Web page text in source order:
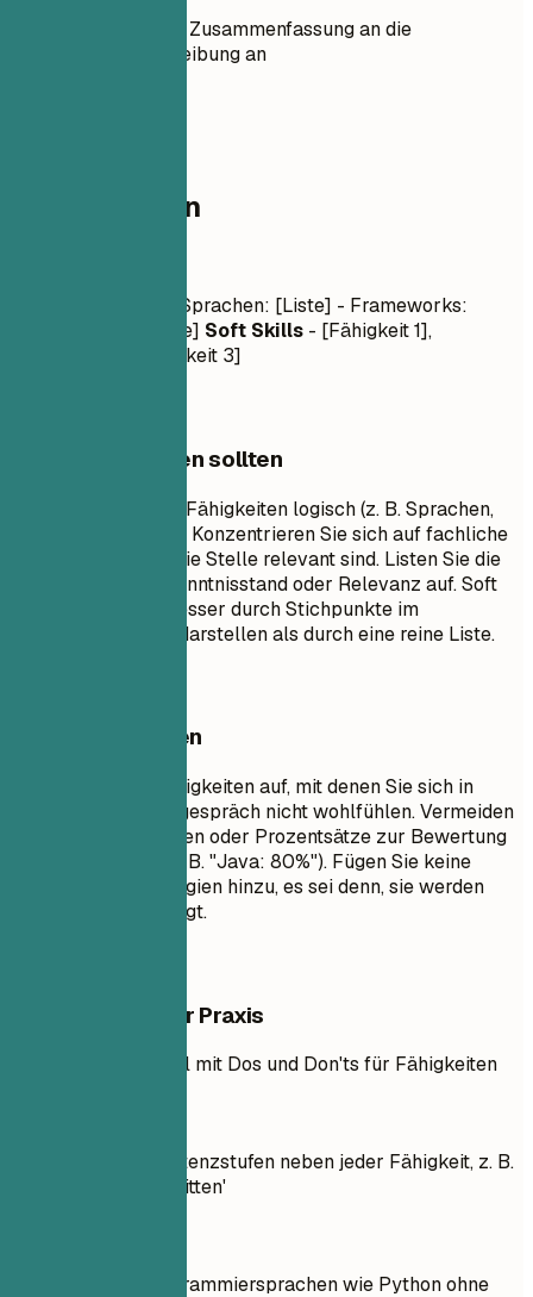
Passen Sie die Zusammenfassung an die
Stellenbeschreibung an
Kompetenzen
- Sprachen: [Liste] - Frameworks:
[Liste] - Tools: [Liste] Soft Skills - [Fähigkeit 1],
[Fähigkeit 2], [Fähigkeit 3]
Worauf Sie achten sollten
Gruppieren Sie Ihre Fähigkeiten logisch (z. B. Sprachen,
Frameworks, Tools). Konzentrieren Sie sich auf fachliche
Kenntnisse, die für die Stelle relevant sind. Listen Sie die
Fähigkeiten nach Kenntnisstand oder Relevanz auf. Soft
Skills lassen sich besser durch Stichpunkte im
Erfahrungsbereich darstellen als durch eine reine Liste.
Besser vermeiden
Listen Sie keine Fähigkeiten auf, mit denen Sie sich in
einem Vorstellungsgespräch nicht wohlfühlen. Vermeiden
Sie Fortschrittsbalken oder Prozentsätze zur Bewertung
Ihrer Fähigkeiten (z. B. "Java: 80%"). Fügen Sie keine
veralteten Technologien hinzu, es sei denn, sie werden
ausdrücklich verlangt.
Beispiele aus der Praxis
Praktisches Beispiel mit Dos und Don'ts für Fähigkeiten
Angabe von Kompetenzstufen neben jeder Fähigkeit, z. B.
'Python: Fortgeschritten'
Auflistung von Programmiersprachen wie Python ohne